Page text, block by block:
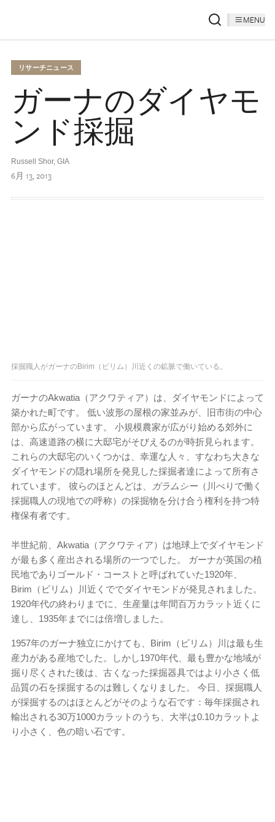
MENU
リサーチニュース
ガーナのダイヤモ
ンド採掘
Russell Shor, GIA
6月 13, 2013
採掘職人がガーナのBirim（ビリム）川近くの鉱脈で働いている。
ガーナのAkwatia（アクワティア）は、ダイヤモンドによって
築かれた町です。 低い波形の屋根の家並みが、旧市街の中心
部から広がっています。 小規模農家が広がり始める郊外に
は、高速道路の横に大邸宅がそびえるのが時折見られます。
これらの大邸宅のいくつかは、幸運な人々、すなわち大きな
ダイヤモンドの隠れ場所を発見した採掘者達によって所有さ
れています。 彼らのほとんどは、
ガラムシー （川べりで働く
採掘職人の現地での呼称）の採掘物を分け合う権利を持つ特
権保有者です。
半世紀前、Akwatia（アクワティア）は地球上でダイヤモンド
が最も多く産出される場所の一つでした。 ガーナが英国の植
民地でありゴールド・コーストと呼ばれていた1920年、
Birim（ビリム）川近くででダイヤモンドが発見されました。
1920年代の終わりまでに、生産量は年間百万カラット近くに
達し、1935年までには倍増しました。
1957年のガーナ​​独立にかけても、Birim（ビリム）川は最も生
産力がある産地でした。しかし1970年代、最も豊かな地域が
掘り尽くされた後は、古くなった採掘器具ではより小さく低
品質の石を採掘するのは難しくなりました。 今日、採掘職人
が採掘するのはほとんどがそのような石です：毎年採掘され
輸出される30万1000カラットのうち、大半は0.10カラットよ
り小さく、色の暗い石です。